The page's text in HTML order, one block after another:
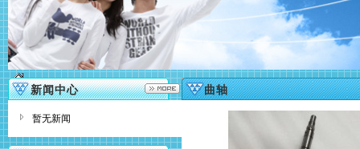
新闻中心
暂无新闻
曲轴